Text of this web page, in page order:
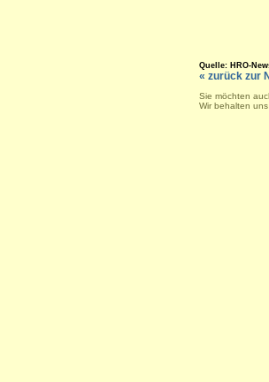
Quelle: HRO-
« zurück zur
Sie möchten
Wir behalten